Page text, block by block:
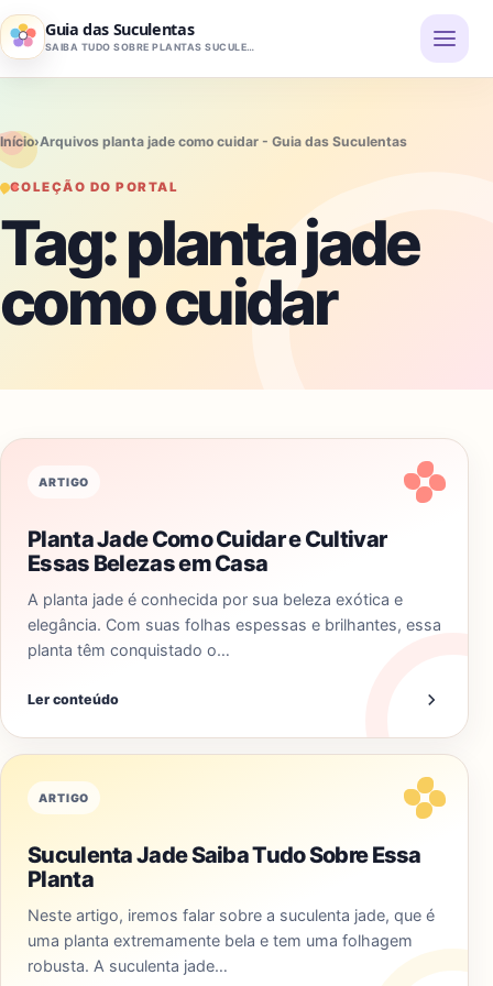
Pular para o conteúdo
Guia das Suculentas
SAIBA TUDO SOBRE PLANTAS SUCULENTAS
Início›Arquivos planta jade como cuidar - Guia das Suculentas
COLEÇÃO DO PORTAL
Tag:planta jade
como cuidar
ARTIGO
Planta Jade Como Cuidar e Cultivar
Essas Belezas em Casa
A planta jade é conhecida por sua beleza exótica e
elegância. Com suas folhas espessas e brilhantes, essa
planta têm conquistado o…
Ler conteúdo
ARTIGO
Suculenta Jade Saiba Tudo Sobre Essa
Planta
Neste artigo, iremos falar sobre a suculenta jade, que é
uma planta extremamente bela e tem uma folhagem
robusta. A suculenta jade…